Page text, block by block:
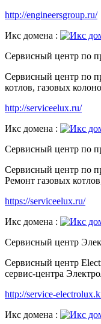
http://engineersgroup.ru/
Икс домена :
Сервисный центр по
Сервисный центр по
котлов, газовых
http://serviceelux.ru/
Икс домена :
Сервисный центр по
Сервисный центр по
Ремонт газовых
https://serviceelux.ru/
Икс домена :
Сервисный центр
Сервисный центр
сервис-центра
http://service-
Икс домена :